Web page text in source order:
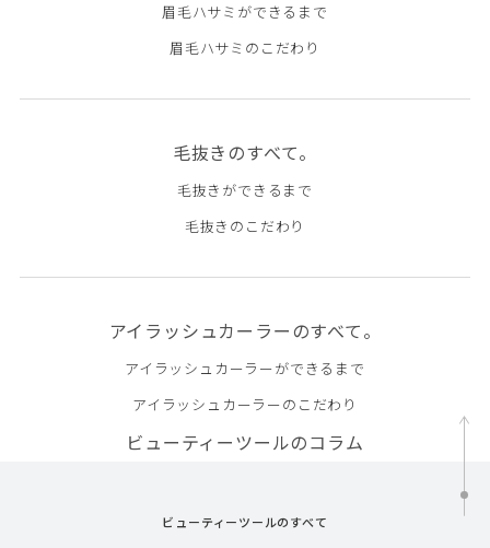
眉毛ハサミができるまで
眉毛ハサミのこだわり
毛抜きのすべて。
毛抜きができるまで
毛抜きのこだわり
アイラッシュカーラーのすべて。
アイラッシュカーラーができるまで
アイラッシュカーラーのこだわり
ビューティーツールのコラム
ビューティーツールのすべて